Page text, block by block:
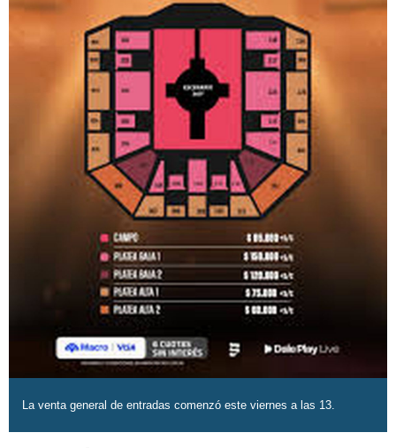
La venta general de entradas comenzó este viernes a las 13.